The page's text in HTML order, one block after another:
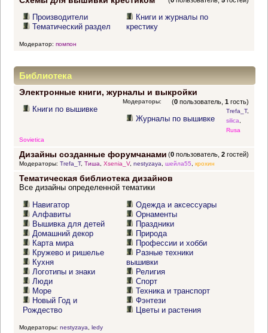
Производители
Тематический раздел
Книги и журналы по
крестику
Модератор: помпон
Библиотека
Электронные книги, журналы и выкройки
(0 пользователь,1 гость)
Книги по вышивке
Журналы по вышивке
Модераторы:
Trefa_T,
silica,
Rusa
Sovietica
Дизайны созданные форумчанами (0 пользователь,2 гостей)
Модераторы: Trefa_T, Тиша, Xsenia_V, nestyzaya, шейла55, крохин
Тематическая библиотека дизайнов
Все дизайны определенной тематики
Навигатор
Алфавиты
Вышивка для детей
Домашний декор
Карта мира
Кружево и ришелье
Кухня
Логотипы и знаки
Люди
Море
Новый Год и
Рождество
Одежда и аксессуары
Орнаменты
Праздники
Природа
Профессии и хобби
Разные техники
вышивки
Религия
Спорт
Техника и транспорт
Фэнтези
Цветы и растения
Модераторы: nestyzaya ledy